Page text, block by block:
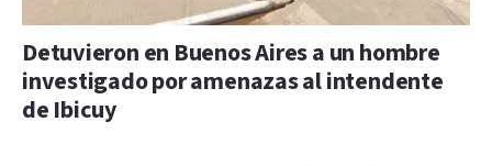
Detuvieron en Buenos Aires a un hombre
investigado por amenazas al intendente
de Ibicuy